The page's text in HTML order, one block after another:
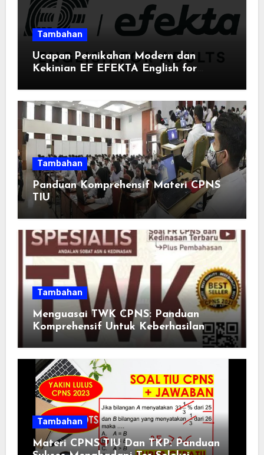
Tambahan
Ucapan Pernikahan Modern dan
Kekinian EF EFEKTA English for
Momen Spesial Semakin Berarti
Tambahan
Panduan Komprehensif Materi CPNS
TIU
Tambahan
Menguasai TWK CPNS: Panduan
Komprehensif Untuk Keberhasilan
Tambahan
Materi CPNS TIU Dan TKP: Panduan